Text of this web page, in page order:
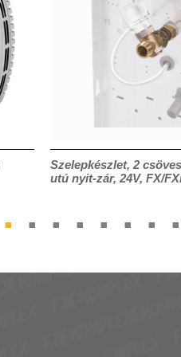
Szelepkészlet, 2
utú nyit-zár, 24V, FX/